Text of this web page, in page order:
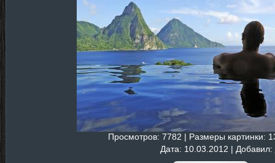
Просмотров: 7782 | Размеры картинки:
Дата: 10.03.2012 | Добавил: